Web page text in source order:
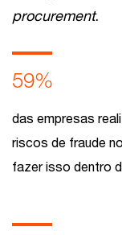
procurement.
59%
das empresas
riscos de fraude
fazer isso dentro